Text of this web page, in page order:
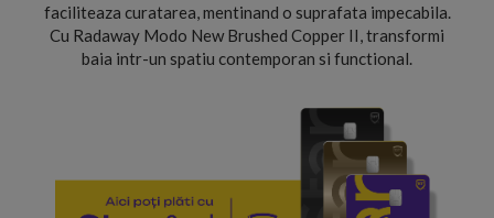
faciliteaza curatarea, mentinand o suprafata impecabila.
Cu Radaway Modo New Brushed Copper II, transformi
baia intr-un spatiu contemporan si functional.